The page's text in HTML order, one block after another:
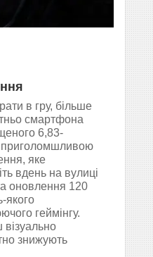
в гру, більше
смартфона
6,83-
яке
вдень на вулиці
оновлення 120
якого
геймінгу.
візуально
знижують